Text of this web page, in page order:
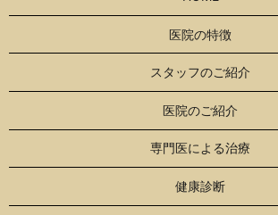
医院の特徴
スタッフのご紹介
医院のご紹介
専門医による治療
健康診断